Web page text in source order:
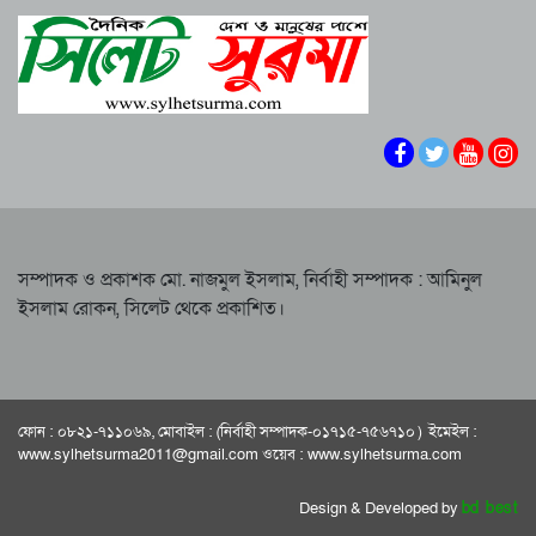
নারী-কাণ্ডে জামায়াত থেকে বহিস্কার এমপি গাজী
নজরুল
সিলেটে হামের উপসর্গ নিয়ে আরও দুই শিশুর মৃত্যু
শাপলা চত্বরে হত্যা মামলা: শেখ হাসিনাসহ ৪১ জনের
বিরুদ্ধে আনুষ্ঠানিক অভিযোগ
বিরোধীদলের পতন শুরু হয়েছে, ১১ দল এখন ৯ দলে
গিয়ে ঠেকেছে: রাশেদ খান
কে হতে পারেন পরবর্তী রাষ্ট্রপতি, আলোচনায় এক
আসামির ওপর ফের হামলা
এআই দিয়ে অশালীন ছবি ছড়ানোর অভিযোগ
সিলেটের ভাঙাচোরা সড়ক নিয়ে সিসিক প্রশাসকের
সম্পাদক ও প্রকাশক মো. নাজমুল ইসলাম, নির্বাহী সম্পাদক : আমিনুল
ইসলাম রোকন, সিলেট থেকে প্রকাশিত।
ফোন : ০৮২১-৭১১০৬৯, মোবাইল : (নির্বাহী সম্পাদক-০১৭১৫-৭৫৬৭১০ ) ইমেইল :
www.sylhetsurma2011@gmail.com ওয়েব : www.sylhetsurma.com
Design & Developed by bd best